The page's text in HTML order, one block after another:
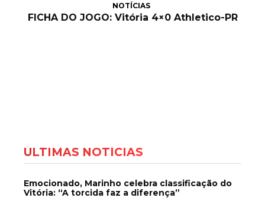
NOTÍCIAS
FICHA DO JOGO: Vitória 4×0 Athletico-PR
ÚLTIMAS NOTÍCIAS
Emocionado, Marinho celebra classificação do
Vitória: “A torcida faz a diferença”